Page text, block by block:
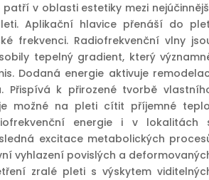
patří v oblasti estetiky mezi
Aplikační hlavice přenáší do
frekvenci. Radiofrekvenční vlny
tepelný gradient, který
Dodaná energie aktivuje
Přispívá k přirozené tvorbě
možné na pleti cítit příjemné
energie i v lokalitách
excitace metabolických
vyhlazení povislých a
zralé pleti s výskytem